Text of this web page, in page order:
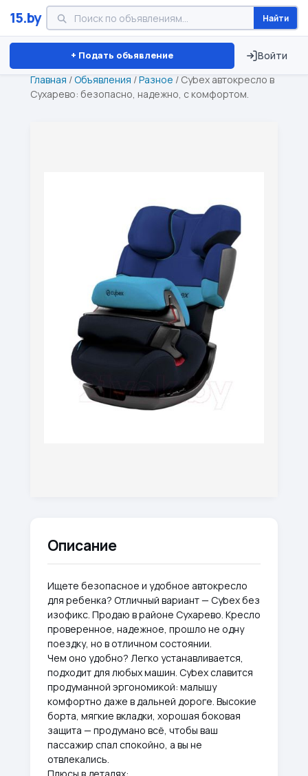
15.by Найти
+ Подать объявление Войти
Минск Витебск Брест ⏱ ТОЛЬКО 15 ДНЕЙ
Главная /Объявления /Разное / Cybex автокресло в
Сухарево: безопасно, надежно, с комфортом.
Описание
Ищете безопасное и удобное автокресло
для ребенка? Отличный вариант — Cybex без
изофикс. Продаю в районе Сухарево. Кресло
проверенное, надежное, прошло не одну
поездку, но в отличном состоянии.
Чем оно удобно? Легко устанавливается,
подходит для любых машин. Cybex славится
продуманной эргономикой: малышу
комфортно даже в дальней дороге. Высокие
борта, мягкие вкладки, хорошая боковая
защита — продумано всё, чтобы ваш
пассажир спал спокойно, а вы не
отвлекались.